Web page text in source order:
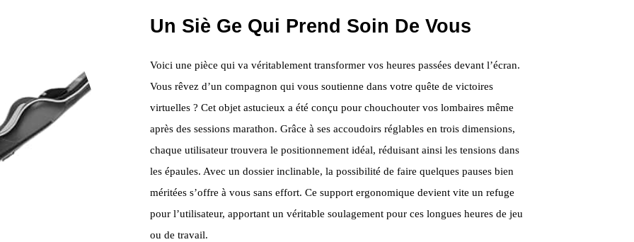
Un Siè Ge Qui Prend Soin De Vous
Voici une pièce qui va véritablement transformer vos heures passées devant l’écran.
Vous rêvez d’un compagnon qui vous soutienne dans votre quête de victoires
virtuelles ? Cet objet astucieux a été conçu pour chouchouter vos lombaires même
après des sessions marathon. Grâce à ses accoudoirs réglables en trois dimensions,
chaque utilisateur trouvera le positionnement idéal, réduisant ainsi les tensions dans
les épaules. Avec un dossier inclinable, la possibilité de faire quelques pauses bien
méritées s’offre à vous sans effort. Ce support ergonomique devient vite un refuge
pour l’utilisateur, apportant un véritable soulagement pour ces longues heures de jeu
ou de travail.